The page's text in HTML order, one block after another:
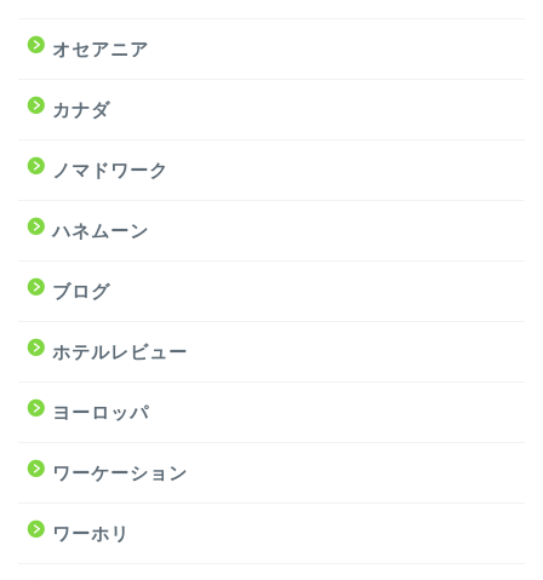
オセアニア
カナダ
ノマドワーク
ハネムーン
ブログ
ホテルレビュー
ヨーロッパ
ワーケーション
ワーホリ